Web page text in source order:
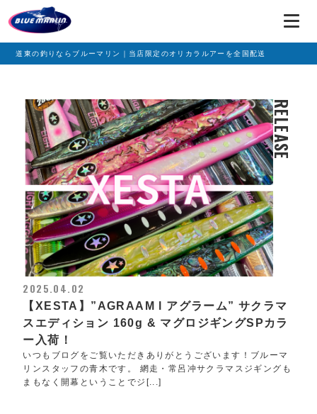
道東の釣りならブルーマリン｜当店限定のオリカラルアーを全国配送
RELEASE
2025.04.02
【XESTA】”AGRAAM l アグラーム” サクラマ
スエディション 160g & マグロジギングSPカラ
ー入荷！
いつもブログをご覧いただきありがとうございます！ブルーマ
リンスタッフの青木です。 網走・常呂冲サクラマスジギングも
まもなく開幕ということでジ[...]